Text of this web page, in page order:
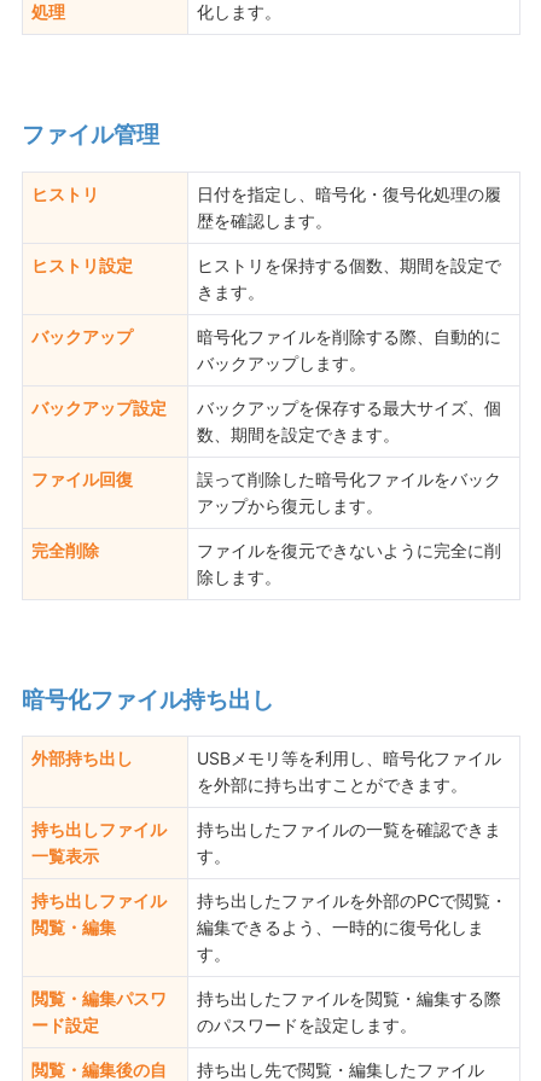
処理
化します。
ファイル管理
ヒストリ
日付を指定し、暗号化・復号化処理の履
歴を確認します。
ヒストリ設定
ヒストリを保持する個数、期間を設定で
きます。
バックアップ
暗号化ファイルを削除する際、自動的に
バックアップします。
バックアップ設定
バックアップを保存する最大サイズ、個
数、期間を設定できます。
ファイル回復
誤って削除した暗号化ファイルをバック
アップから復元します。
完全削除
ファイルを復元できないように完全に削
除します。
暗号化ファイル持ち出し
外部持ち出し
USBメモリ等を利用し、暗号化ファイル
を外部に持ち出すことができます。
持ち出しファイル
一覧表示
持ち出したファイルの一覧を確認できま
す。
持ち出しファイル
閲覧・編集
持ち出したファイルを外部のPCで閲覧・
編集できるよう、一時的に復号化しま
す。
閲覧・編集パスワ
ード設定
持ち出したファイルを閲覧・編集する際
のパスワードを設定します。
閲覧・編集後の自
持ち出し先で閲覧・編集したファイル